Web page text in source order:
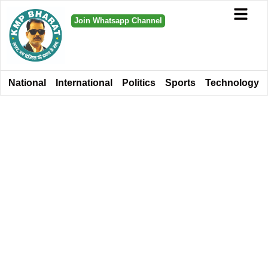
Join Whatsapp Channel
National International Politics Sports Technology